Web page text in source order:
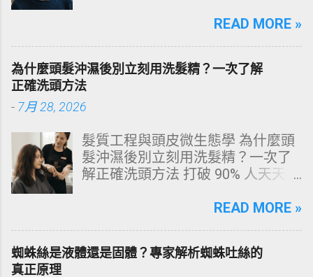
文由專業牙科思維出發，深度剖析
源性染色成因，並提供精準有效的
改善與美白對策。 📋 文章快速導覽
目錄 一、 牙齒顏色的生物學本質：
琺瑯質與象牙質 二、 牙齒變黃的10
源性變色的自我檢視 四、 5大專業
牙醫美白療程評估與比較 五、 避坑
指南：破除3大網路美白偏方迷思
理策略 一、 牙齒顏色的生物學本
何泛黃，首先必須釐清牙齒的硬組
織構造。牙齒最外層是由高度鈣化
READ MORE »
為什麼頭髮沖濕後別立刻用洗髮精？一次了解
正確洗頭方法
- 7月 28, 2026
髮質工程與頭皮微生態學 為什麼頭
髮沖濕後別立刻用洗髮精？一次了
解正確洗頭方法 打破 90% 人天天在
構化思維，拆解頭皮清潔的物理與
康髮質。 💡 理性思維考題：你是否
天天洗頭，頭皮卻依然半天就出
READ MORE »
蜘蛛絲是液體還是固體？專家解析蜘蛛吐絲的
真正原理